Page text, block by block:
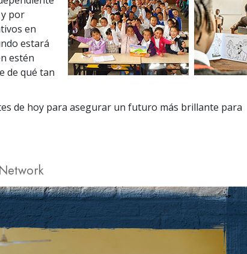
por
en
estará
estén
de qué tan
de hoy para asegurar un futuro más brillante para